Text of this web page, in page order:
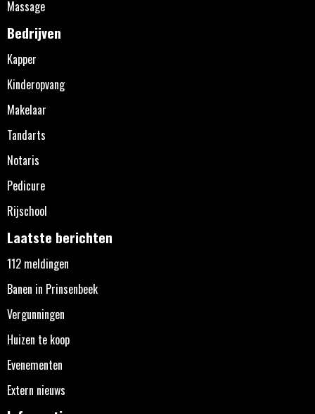
Massage
Bedrijven
Kapper
Kinderopvang
Makelaar
Tandarts
Notaris
Pedicure
Rijschool
Laatste berichten
112 meldingen
Banen in Prinsenbeek
Vergunningen
Huizen te koop
Evenementen
Extern nieuws